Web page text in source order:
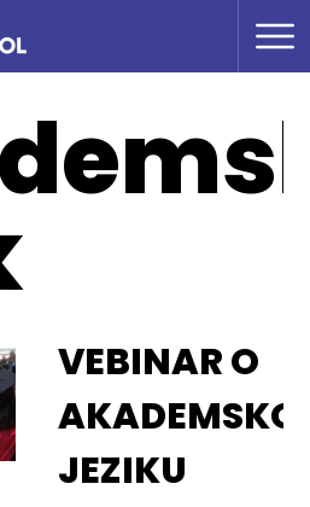
VEBINAR O
JEZIKU